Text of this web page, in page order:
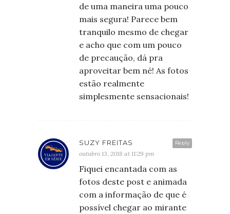
de uma maneira uma pouco
mais segura! Parece bem
tranquilo mesmo de chegar
e acho que com um pouco
de precaução, dá pra
aproveitar bem né! As fotos
estão realmente
simplesmente sensacionais!
Reply
SUZY FREITAS
outubro 13, 2018 at 11:29 pm
Fiquei encantada com as
fotos deste post e animada
com a informação de que é
possível chegar ao mirante